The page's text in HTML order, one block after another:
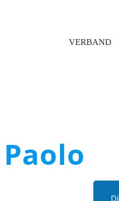
VERBAND